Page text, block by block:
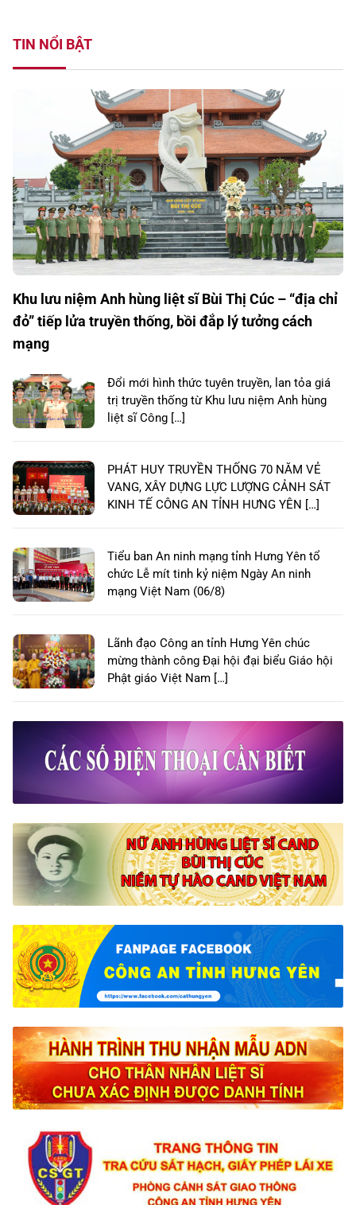
TIN NỔI BẬT
Khu lưu niệm Anh hùng liệt sĩ Bùi Thị Cúc – “địa chỉ
đỏ” tiếp lửa truyền thống, bồi đắp lý tưởng cách
mạng
Đổi mới hình thức tuyên truyền, lan tỏa giá
trị truyền thống từ Khu lưu niệm Anh hùng
liệt sĩ Công […]
PHÁT HUY TRUYỀN THỐNG 70 NĂM VẺ
VANG, XÂY DỰNG LỰC LƯỢNG CẢNH SÁT
KINH TẾ CÔNG AN TỈNH HƯNG YÊN […]
Tiểu ban An ninh mạng tỉnh Hưng Yên tổ
chức Lễ mít tinh kỷ niệm Ngày An ninh
mạng Việt Nam (06/8)
Lãnh đạo Công an tỉnh Hưng Yên chúc
mừng thành công Đại hội đại biểu Giáo hội
Phật giáo Việt Nam […]